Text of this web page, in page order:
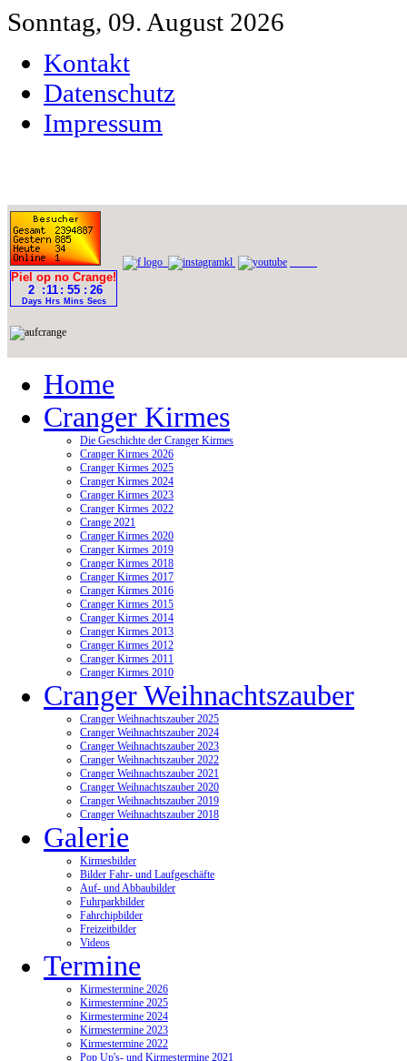
Sonntag, 09. August 2026
Kontakt
Datenschutz
Impressum
Home
Cranger Kirmes
Die Geschichte der Cranger Kirmes
Cranger Kirmes 2026
Cranger Kirmes 2025
Cranger Kirmes 2024
Cranger Kirmes 2023
Cranger Kirmes 2022
Crange 2021
Cranger Kirmes 2020
Cranger Kirmes 2019
Cranger Kirmes 2018
Cranger Kirmes 2017
Cranger Kirmes 2016
Cranger Kirmes 2015
Cranger Kirmes 2014
Cranger Kirmes 2013
Cranger Kirmes 2012
Cranger Kirmes 2011
Cranger Kirmes 2010
Cranger Weihnachtszauber
Cranger Weihnachtszauber 2025
Cranger Weihnachtszauber 2024
Cranger Weihnachtszauber 2023
Cranger Weihnachtszauber 2022
Cranger Weihnachtszauber 2021
Cranger Weihnachtszauber 2020
Cranger Weihnachtszauber 2019
Cranger Weihnachtszauber 2018
Galerie
Kirmesbilder
Bilder Fahr- und Laufgeschäfte
Auf- und Abbaubilder
Fuhrparkbilder
Fahrchipbilder
Freizeitbilder
Videos
Termine
Kirmestermine 2026
Kirmestermine 2025
Kirmestermine 2024
Kirmestermine 2023
Kirmestermine 2022
Pop Up's- und Kirmestermine 2021